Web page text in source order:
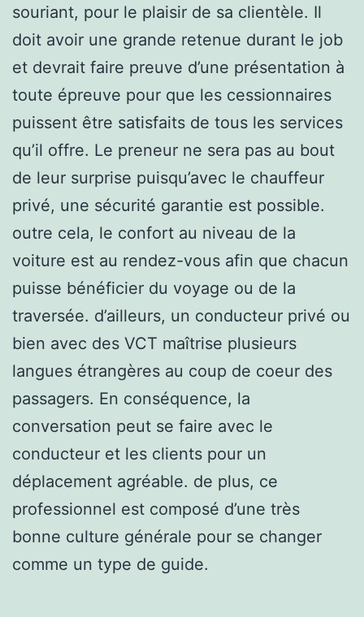
souriant, pour le plaisir de sa clientèle. Il
doit avoir une grande retenue durant le job
et devrait faire preuve d’une présentation à
toute épreuve pour que les cessionnaires
puissent être satisfaits de tous les services
qu’il offre. Le preneur ne sera pas au bout
de leur surprise puisqu’avec le chauffeur
privé, une sécurité garantie est possible.
outre cela, le confort au niveau de la
voiture est au rendez-vous afin que chacun
puisse bénéficier du voyage ou de la
traversée. d’ailleurs, un conducteur privé ou
bien avec des VCT maîtrise plusieurs
langues étrangères au coup de coeur des
passagers. En conséquence, la
conversation peut se faire avec le
conducteur et les clients pour un
déplacement agréable. de plus, ce
professionnel est composé d’une très
bonne culture générale pour se changer
comme un type de guide.